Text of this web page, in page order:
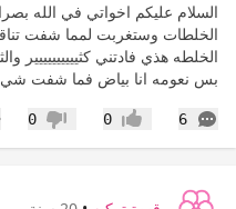
السلام عليكم اخواتي في الله
الخلطات وستغربت لمما شفت
الخلطه هذي فادتني
بس نعومه انا بياض فما شفت
6
التعليقات إعجاب0 عدم إعجاب
0